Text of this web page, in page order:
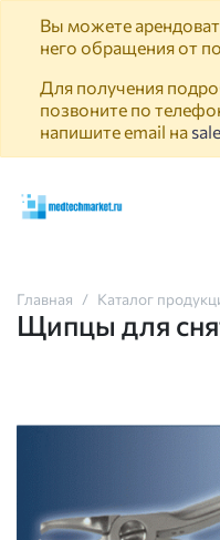
Вы можете
него обращения от
Для получения
позвоните по
напишите email на
Главная Каталог
Щипцы для